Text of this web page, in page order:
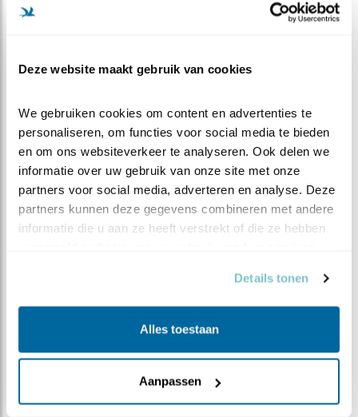
Deze website maakt gebruik van cookies
We gebruiken cookies om content en advertenties te
personaliseren, om functies voor social media te bieden
en om ons websiteverkeer te analyseren. Ook delen we
informatie over uw gebruik van onze site met onze
partners voor social media, adverteren en analyse. Deze
partners kunnen deze gegevens combineren met andere
informatie die u aan ze heeft verstrekt of die ze hebben
Details tonen
Alles toestaan
Aanpassen
van een succesvolle kolonie.
terugkomen naar de nesten in De Liede. En? Kiezen ze
gaan ze samen volgen!
Johan Stuart, voorlichter Landschap Noord-Holland